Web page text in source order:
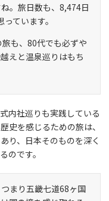
。旅日数も、8,474日
ています。
も、80代でも必ずや
えと温泉巡りはもち
内社巡りも実践している
史を感じるための旅は、
り、日本そのものを深く
のです。
まり五畿七道68ヶ国